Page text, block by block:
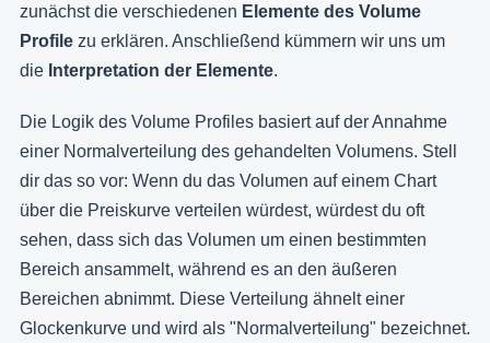
zunächst die verschiedenen Elemente des Volume
Profile zu erklären. Anschließend kümmern wir uns um
die Interpretation der Elemente.
Die Logik des Volume Profiles basiert auf der Annahme
einer Normalverteilung des gehandelten Volumens. Stell
dir das so vor: Wenn du das Volumen auf einem Chart
über die Preiskurve verteilen würdest, würdest du oft
sehen, dass sich das Volumen um einen bestimmten
Bereich ansammelt, während es an den äußeren
Bereichen abnimmt. Diese Verteilung ähnelt einer
Glockenkurve und wird als "Normalverteilung" bezeichnet.